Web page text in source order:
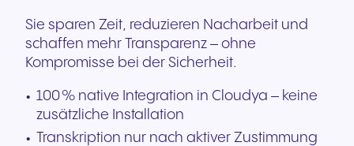
Sie sparen Zeit, reduzieren Nacharbeit und
schaffen mehr Transparenz – ohne
Kompromisse bei der Sicherheit.
100 % native Integration in Cloudya – keine
zusätzliche Installation
Transkription nur nach aktiver Zustimmung